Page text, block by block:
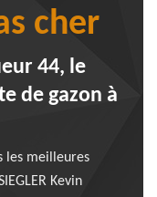
cher
44, le
de gazon à
les meilleures
Kevin